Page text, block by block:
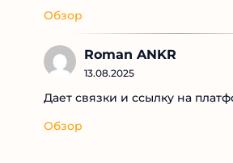
Обзор
Roman ANKR
13.08.2025
Дает связки и ссылку на
Обзор